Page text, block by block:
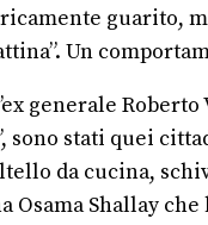
guarito,
Un
generale Roberto
sono stati quei
da cucina,
Shallay